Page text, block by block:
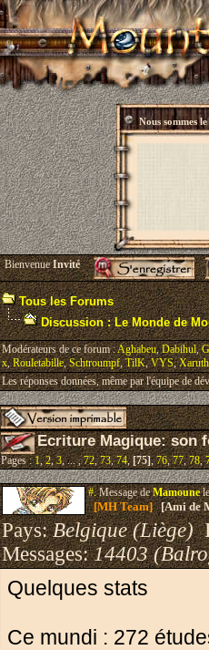
Nous sommes le
BienvenueInvité
Tous les Forums
Discussion : Le Monde de
Modérateurs de ce forum :Aghabeu,Dabihul,
x,Rouletabille,Schtroumpf,TilK,VYS,Xaruth
Les réponses données, même par l'équipe de
Ecriture Magique: son
Pages :1,2,3, ... ,72,73,74,[75],76,77,78,
#.Message deMamoune
[MH Team][Ami de
Pays:Belgique (Liège)
Messages:14403
Quelques stats
Ce mundi : 272